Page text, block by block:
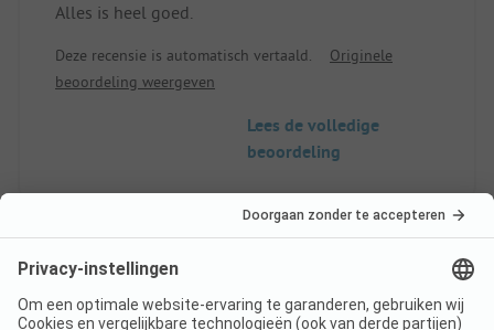
Plaats/Huur accommodatie: Zeer groot. Erg
schaduwrijk.
Alles is heel goed.
Deze recensie is automatisch vertaald.
Originele
beoordeling weergeven
Lees de volledige
beoordeling
Natuur Geverifieerd
10